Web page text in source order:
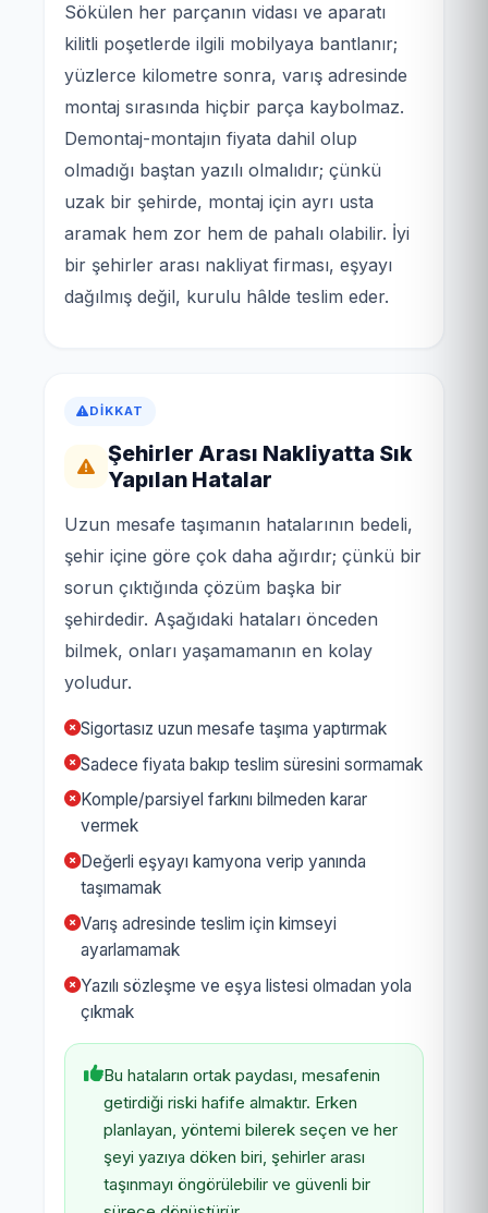
Sökülen her parçanın vidası ve aparatı
kilitli poşetlerde ilgili mobilyaya bantlanır;
yüzlerce kilometre sonra, varış adresinde
montaj sırasında hiçbir parça kaybolmaz.
Demontaj-montajın fiyata dahil olup
olmadığı baştan yazılı olmalıdır; çünkü
uzak bir şehirde, montaj için ayrı usta
aramak hem zor hem de pahalı olabilir. İyi
bir şehirler arası nakliyat firması, eşyayı
dağılmış değil, kurulu hâlde teslim eder.
DIKKAT
Şehirler Arası Nakliyatta Sık
Yapılan Hatalar
Uzun mesafe taşımanın hatalarının bedeli,
şehir içine göre çok daha ağırdır; çünkü bir
sorun çıktığında çözüm başka bir
şehirdedir. Aşağıdaki hataları önceden
bilmek, onları yaşamamanın en kolay
yoludur.
Sigortasız uzun mesafe taşıma yaptırmak
Sadece fiyata bakıp teslim süresini sormamak
Komple/parsiyel farkını bilmeden karar
vermek
Değerli eşyayı kamyona verip yanında
taşımamak
Varış adresinde teslim için kimseyi
ayarlamamak
Yazılı sözleşme ve eşya listesi olmadan yola
çıkmak
Bu hataların ortak paydası, mesafenin
getirdiği riski hafife almaktır. Erken
planlayan, yöntemi bilerek seçen ve her
şeyi yazıya döken biri, şehirler arası
taşınmayı öngörülebilir ve güvenli bir